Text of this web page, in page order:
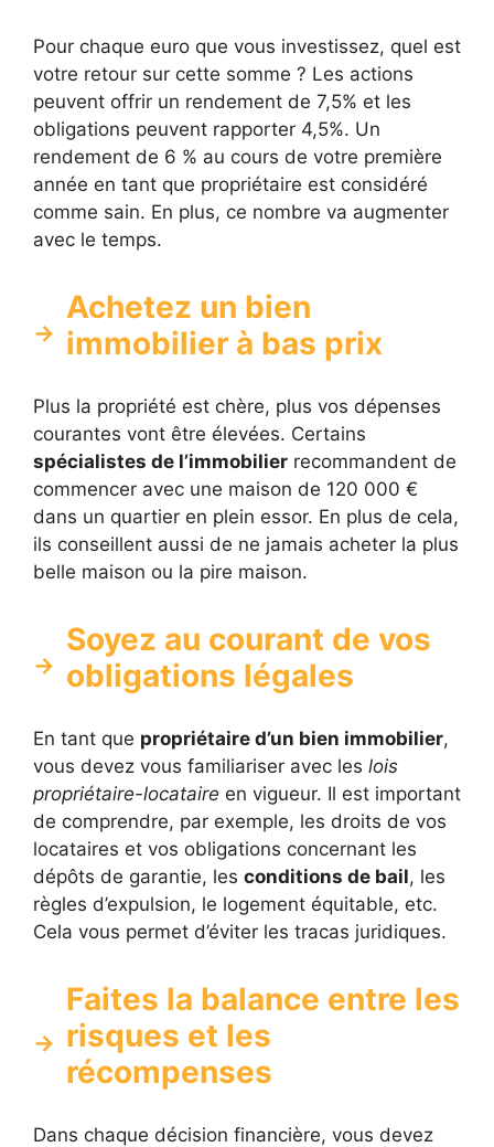
Pour chaque euro que vous investissez, quel est
votre retour sur cette somme ? Les actions
peuvent offrir un rendement de 7,5% et les
obligations peuvent rapporter 4,5%. Un
rendement de 6 % au cours de votre première
année en tant que propriétaire est considéré
comme sain. En plus, ce nombre va augmenter
avec le temps.
Achetez un bien
immobilier à bas prix
Plus la propriété est chère, plus vos dépenses
courantes vont être élevées. Certains
spécialistes de l’immobilier recommandent de
commencer avec une maison de 120 000 €
dans un quartier en plein essor. En plus de cela,
ils conseillent aussi de ne jamais acheter la plus
belle maison ou la pire maison.
Soyez au courant de vos
obligations légales
En tant que propriétaire d’un bien immobilier,
vous devez vous familiariser avec les lois
propriétaire-locataire en vigueur. Il est important
de comprendre, par exemple, les droits de vos
locataires et vos obligations concernant les
dépôts de garantie, les conditions de bail, les
règles d’expulsion, le logement équitable, etc.
Cela vous permet d’éviter les tracas juridiques.
Faites la balance entre les
risques et les
récompenses
Dans chaque décision financière, vous devez